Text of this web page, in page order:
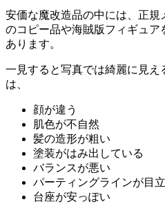
安価な魔改造品の中には、正
のコピー品や海賊版フィギュ
あります。
一見すると写真では綺麗に見え
は、
顔が違う
肌色が不自然
髪の造形が粗い
塗装がはみ出している
バランスが悪い
パーティングラインが目
台座が安っぽい